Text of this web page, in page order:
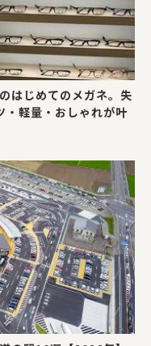
はじめてのメガネ。失
・軽量・おしゃれが叶